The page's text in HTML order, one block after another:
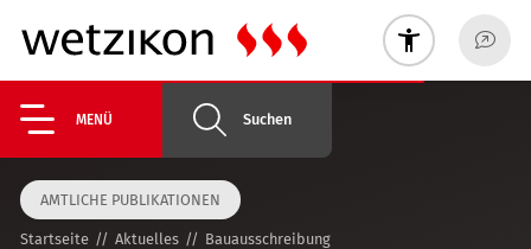
MENÜ Suchen
AMTLICHE PUBLIKATIONEN
Startseite Aktuelles Bauausschreibung